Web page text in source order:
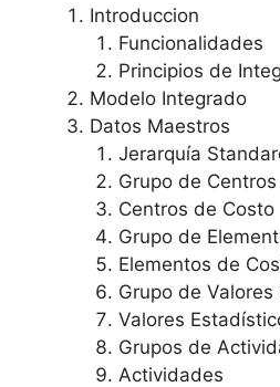
Introduccion
Funcionalidades
Principios de
Modelo Integrado
Datos Maestros
Jerarquía
Grupo de
Centros de Costo
Grupo de
Elementos de
Grupo de
Valores
Grupos de
Actividades